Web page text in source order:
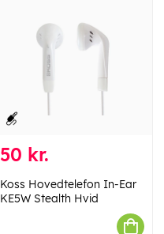
50 kr.
Koss Hovedtelefon In-Ear
KE5W Stealth Hvid